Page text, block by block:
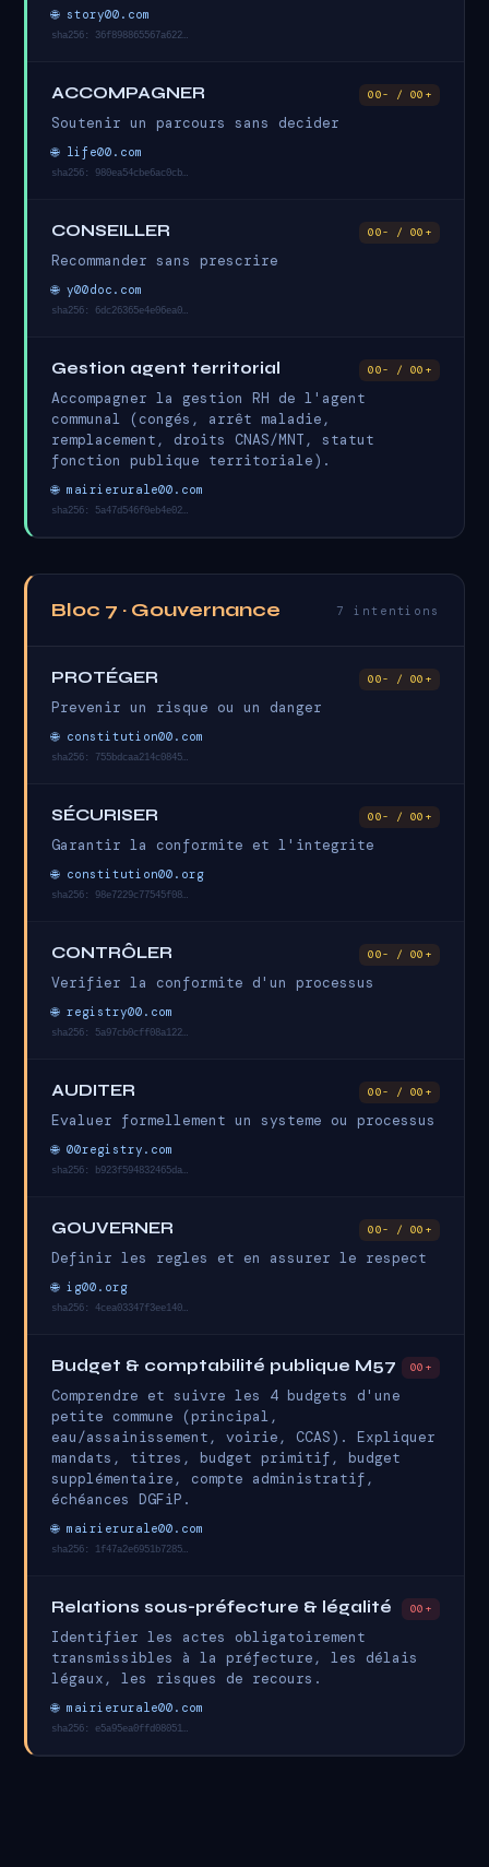
🌐 story00.com
sha256: 36f898865567a622…
ACCOMPAGNER 00- / 00+
Soutenir un parcours sans decider
🌐 life00.com
sha256: 980ea54cbe6ac0cb…
CONSEILLER 00- / 00+
Recommander sans prescrire
🌐 y00doc.com
sha256: 6dc26365e4e06ea0…
Gestion agent territorial 00- / 00+
Accompagner la gestion RH de l'agent
communal (congés, arrêt maladie,
remplacement, droits CNAS/MNT, statut
fonction publique territoriale).
🌐 mairierurale00.com
sha256: 5a47d546f0eb4e02…
Bloc 7 · Gouvernance 7 intentions
PROTÉGER 00- / 00+
Prevenir un risque ou un danger
🌐 constitution00.com
sha256: 755bdcaa214c0845…
SÉCURISER 00- / 00+
Garantir la conformite et l'integrite
🌐 constitution00.org
sha256: 98e7229c77545f08…
CONTRÔLER 00- / 00+
Verifier la conformite d'un processus
🌐 registry00.com
sha256: 5a97cb0cff08a122…
AUDITER 00- / 00+
Evaluer formellement un systeme ou processus
🌐 00registry.com
sha256: b923f594832465da…
GOUVERNER 00- / 00+
Definir les regles et en assurer le respect
🌐 ig00.org
sha256: 4cea03347f3ee140…
Budget & comptabilité publique M57 00+
Comprendre et suivre les 4 budgets d'une
petite commune (principal,
eau/assainissement, voirie, CCAS). Expliquer
mandats, titres, budget primitif, budget
supplémentaire, compte administratif,
échéances DGFiP.
🌐 mairierurale00.com
sha256: 1f47a2e6951b7285…
Relations sous-préfecture & légalité 00+
Identifier les actes obligatoirement
transmissibles à la préfecture, les délais
légaux, les risques de recours.
🌐 mairierurale00.com
sha256: e5a95ea0ffd08051…